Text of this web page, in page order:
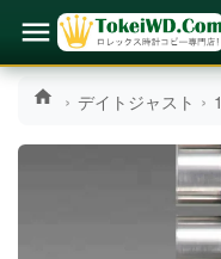
デイトジャスト